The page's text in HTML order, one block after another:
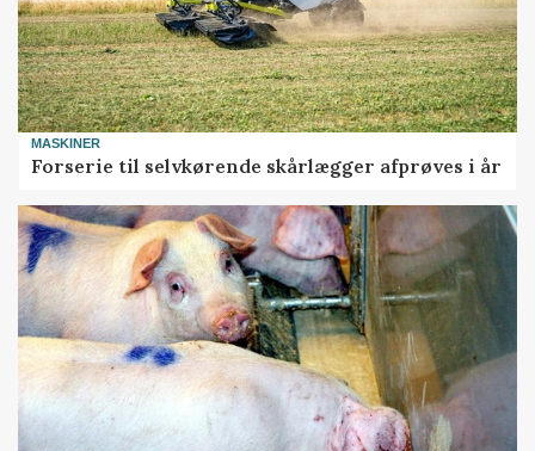
MASKINER
Forserie til selvkørende skårlægger afprøves i år